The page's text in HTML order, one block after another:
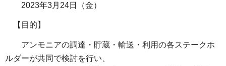
2023年3月24日（金）
【目的】
アンモニアの調達・貯蔵・輸送・利用の各ステークホ
ルダーが共同で検討を行い、